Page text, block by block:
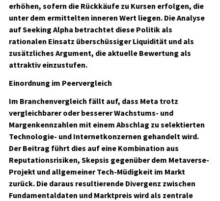
erhöhen, sofern die Rückkäufe zu Kursen erfolgen, die
unter dem ermittelten inneren Wert liegen. Die Analyse
auf Seeking Alpha betrachtet diese Politik als
rationalen Einsatz überschüssiger Liquidität und als
zusätzliches Argument, die aktuelle Bewertung als
attraktiv einzustufen.
Einordnung im Peervergleich
Im Branchenvergleich fällt auf, dass Meta trotz
vergleichbarer oder besserer Wachstums- und
Margenkennzahlen mit einem Abschlag zu selektierten
Technologie- und Internetkonzernen gehandelt wird.
Der Beitrag führt dies auf eine Kombination aus
Reputationsrisiken, Skepsis gegenüber dem Metaverse-
Projekt und allgemeiner Tech-Müdigkeit im Markt
zurück. Die daraus resultierende Divergenz zwischen
Fundamentaldaten und Marktpreis wird als zentrale